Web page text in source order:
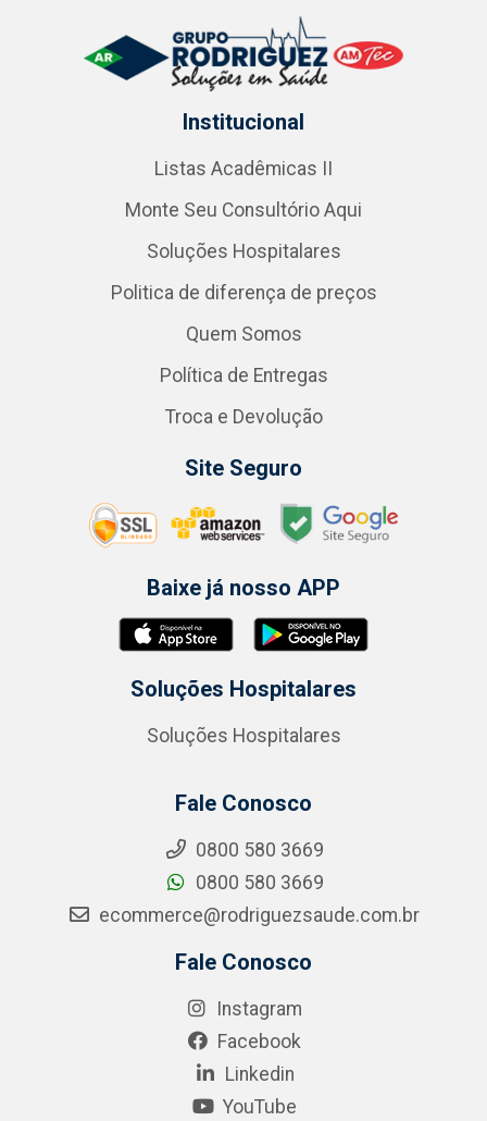
Institucional
Listas Acadêmicas II
Monte Seu Consultório Aqui
Soluções Hospitalares
Politica de diferença de preços
Quem Somos
Política de Entregas
Troca e Devolução
Site Seguro
Baixe já nosso APP
Soluções Hospitalares
Soluções Hospitalares
Fale Conosco
0800 580 3669
0800 580 3669
ecommerce@rodriguezsaude.com.br
Fale Conosco
Instagram
Facebook
Linkedin
YouTube